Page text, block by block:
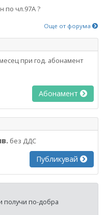
по чл.97А ?
Още от форума
при год. абонамент
Абонамент
без ДДС
Публикувай
получи по-добра